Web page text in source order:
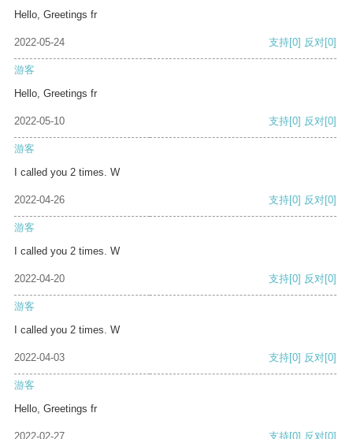
Hello, Greetings fr
2022-05-24 支持[0] 反对[0]
游客
Hello, Greetings fr
2022-05-10 支持[0] 反对[0]
游客
I called you 2 times. W
2022-04-26 支持[0] 反对[0]
游客
I called you 2 times. W
2022-04-20 支持[0] 反对[0]
游客
I called you 2 times. W
2022-04-03 支持[0] 反对[0]
游客
Hello, Greetings fr
2022-02-27 支持[0] 反对[0]